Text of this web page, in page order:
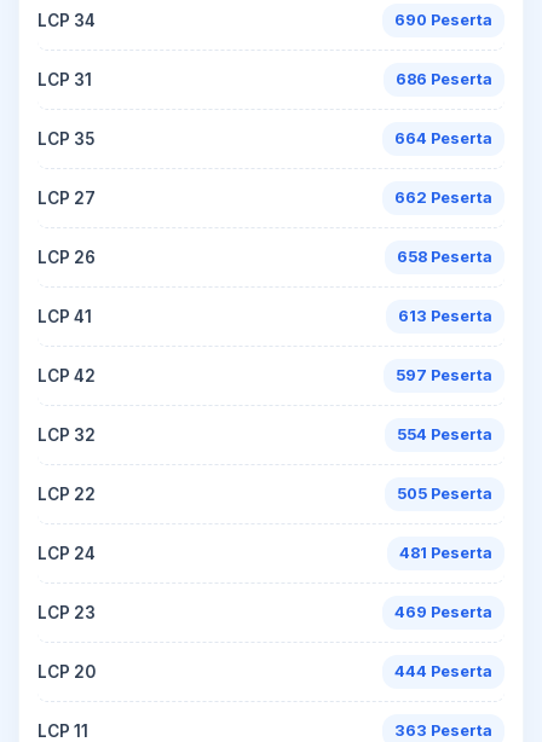
LCP 34 690 Peserta
LCP 31 686 Peserta
LCP 35 664 Peserta
LCP 27 662 Peserta
LCP 26 658 Peserta
LCP 41 613 Peserta
LCP 42 597 Peserta
LCP 32 554 Peserta
LCP 22 505 Peserta
LCP 24 481 Peserta
LCP 23 469 Peserta
LCP 20 444 Peserta
LCP 11 363 Peserta